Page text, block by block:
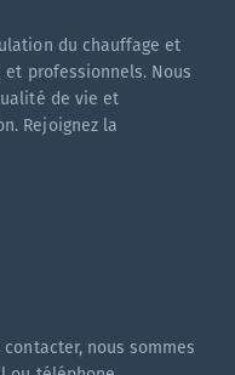
du chauffage et
professionnels. Nous
de vie et
Rejoignez la
nous sommes